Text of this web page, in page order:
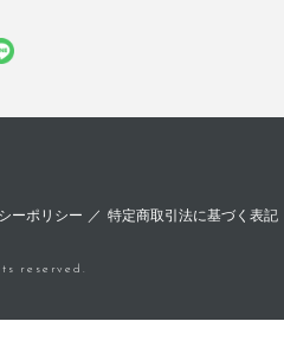
ーポリシー ／ 特定商取引法に基づく表記
reserved.